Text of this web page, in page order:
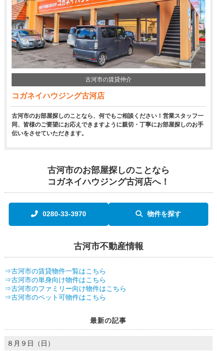
古河市の賃貸仲介
コガネイハウジング古河店
古河市のお部屋探しのことなら、何でもご相談ください！営業スタッフ一
同、皆様のご要望にお応えできますように親切・丁寧にお部屋探しのお手
伝いをさせていただきます。
古河市のお部屋探しのことなら
コガネイハウジング古河店へ！
0280-33-3970 物件を探す
古河市不動産情報
⇒古河市の賃貸物件一覧はこちら
⇒古河市の単身向け物件はこちら
⇒古河市のファミリー向け物件はこちら
⇒古河市のペット可物件はこちら
最新の記事
８月９日（日）